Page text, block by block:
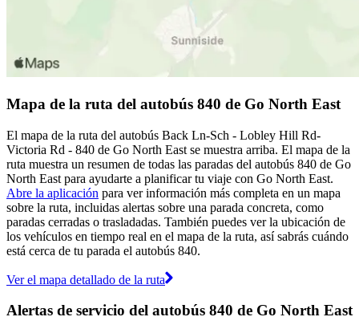
Mapa de la ruta del autobús 840 de Go North East
El mapa de la ruta del autobús Back Ln-Sch - Lobley Hill Rd-
Victoria Rd - 840 de Go North East se muestra arriba. El mapa de la
ruta muestra un resumen de todas las paradas del autobús 840 de Go
North East para ayudarte a planificar tu viaje con Go North East.
Abre la aplicación para ver información más completa en un mapa
sobre la ruta, incluidas alertas sobre una parada concreta, como
paradas cerradas o trasladadas. También puedes ver la ubicación de
los vehículos en tiempo real en el mapa de la ruta, así sabrás cuándo
está cerca de tu parada el autobús 840.
Ver el mapa detallado de la ruta
Alertas de servicio del autobús 840 de Go North East